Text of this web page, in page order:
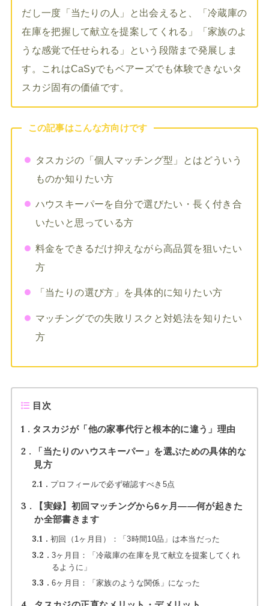
だし一度「当たりの人」と出会えると、「冷蔵庫の
在庫を把握して献立を提案してくれる」「家族のよ
うな感覚で任せられる」という段階まで発展しま
す。これはCaSyでもベアーズでも体験できないタ
スカジ固有の価値です。
この記事はこんな方向けです
タスカジの「個人マッチング型」とはどういう
ものか知りたい方
ハウスキーパーを自分で選びたい・長く付き合
いたいと思っている方
料金をできるだけ抑えながら高品質を狙いたい
方
「当たりの選び方」を具体的に知りたい方
マッチングでの失敗リスクと対処法を知りたい
方
目次
1 タスカジが「他の家事代行と根本的に違う」理由
2
「当たりのハウスキーパー」を選ぶための具体的な
見方
2.1 プロフィールで必ず確認すべき5点
3
【実録】初回マッチングから6ヶ月——何が起きた
か全部書きます
3.1 初回（1ヶ月目）：「3時間10品」は本当だった
3.2
3ヶ月目：「冷蔵庫の在庫を見て献立を提案してくれ
るように」
3.3 6ヶ月目：「家族のような関係」になった